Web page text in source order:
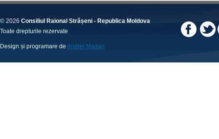
© 2026 Consiliul Raional Strășeni - Republica Moldova
Toate drepturile rezervate
Design și programare de Andrei Madan